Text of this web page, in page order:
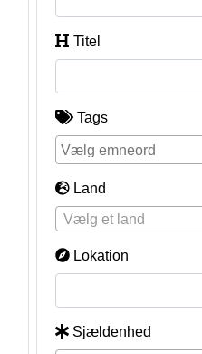
Titel
Tags
Land
Vælg et land
Lokation
Sjældenhed